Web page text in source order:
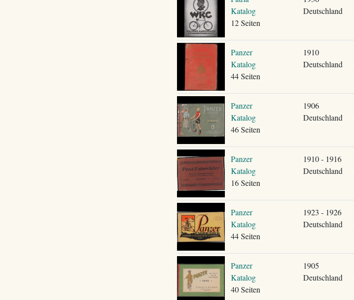
Katalog
12 Seiten
Deutschland
Panzer
Katalog
44 Seiten
1910
Deutschland
Panzer
Katalog
46 Seiten
1906
Deutschland
Panzer
Katalog
16 Seiten
1910 - 1916
Deutschland
Panzer
Katalog
44 Seiten
1923 - 1926
Deutschland
Panzer
Katalog
40 Seiten
1905
Deutschland